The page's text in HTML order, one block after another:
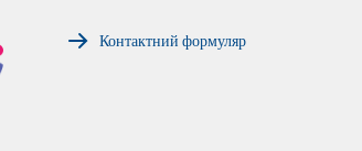
Контактний формуляр